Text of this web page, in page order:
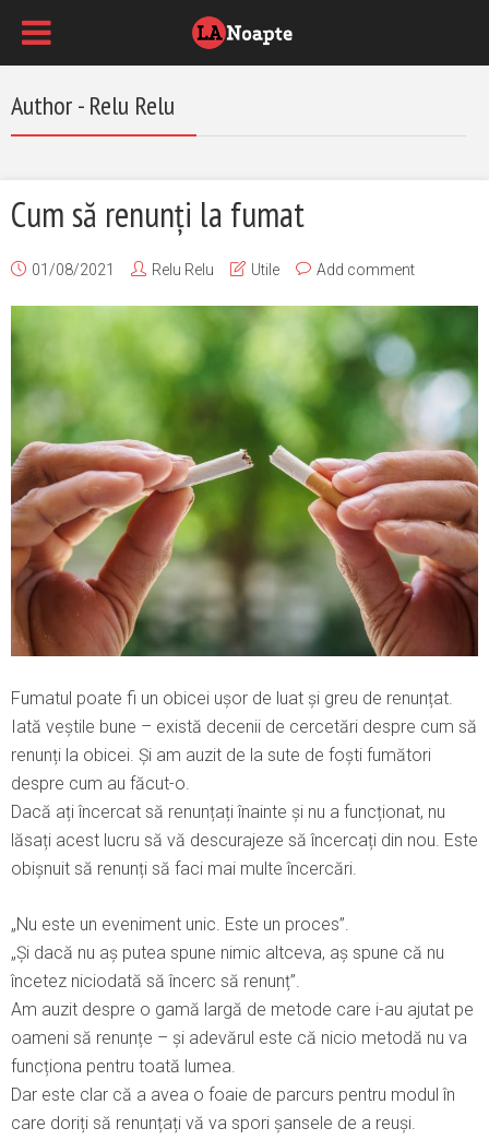
Author - Relu Relu
Cum să renunți la fumat
01/08/2021 Relu Relu Utile Add comment
Fumatul poate fi un obicei ușor de luat și greu de renunțat.
Iată veștile bune – există decenii de cercetări despre cum să
renunți la obicei. Și am auzit de la sute de foști fumători
despre cum au făcut-o.
Dacă ați încercat să renunțați înainte și nu a funcționat, nu
lăsați acest lucru să vă descurajeze să încercați din nou. Este
obișnuit să renunți să faci mai multe încercări.
„Nu este un eveniment unic. Este un proces”.
„Și dacă nu aș putea spune nimic altceva, aș spune că nu
încetez niciodată să încerc să renunț”.
Am auzit despre o gamă largă de metode care i-au ajutat pe
oameni să renunțe – și adevărul este că nicio metodă nu va
funcționa pentru toată lumea.
Dar este clar că a avea o foaie de parcurs pentru modul în
care doriți să renunțați vă va spori șansele de a reuși.